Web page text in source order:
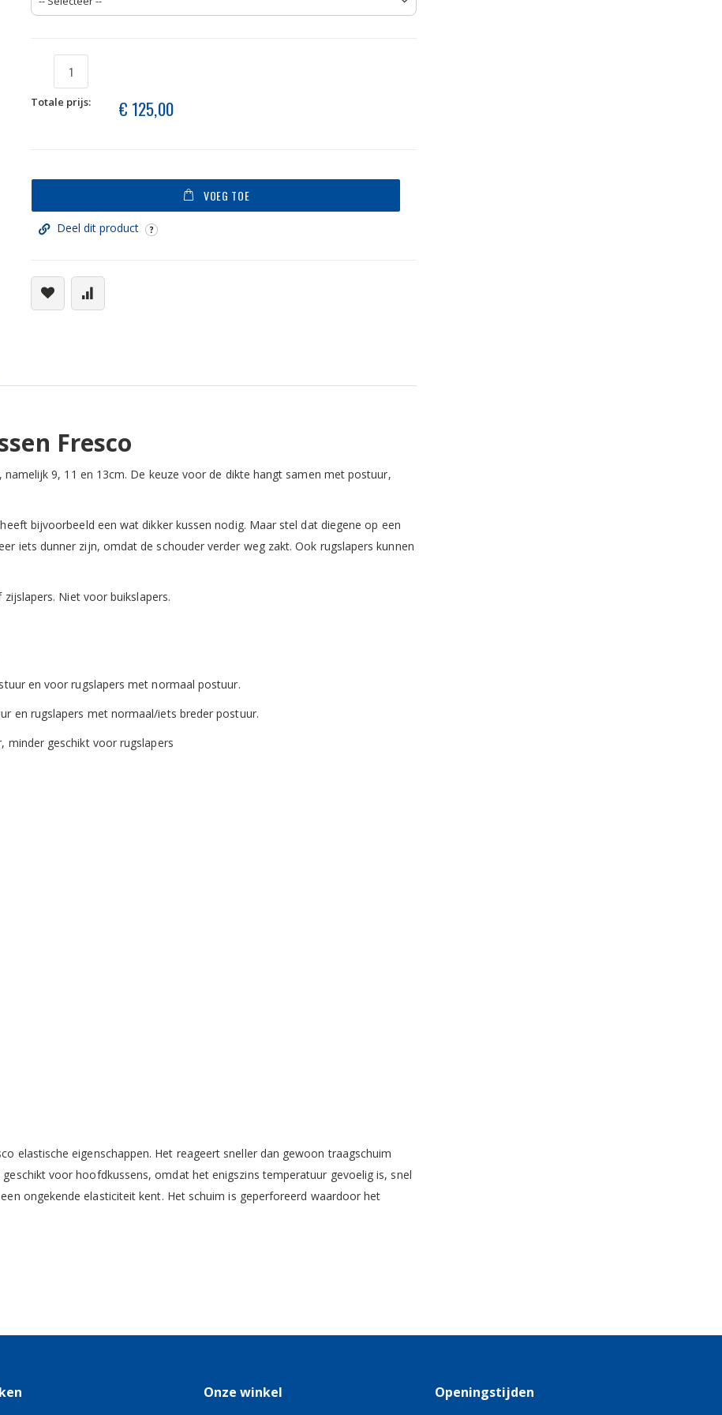
Totale prijs: € 125,00
VOEG TOE
Deel dit product
Fresco
9, 11 en 13cm. De keuze voor de dikte hangt samen met postuur,
bijvoorbeeld een wat dikker kussen nodig. Maar stel dat diegene op een
iets dunner zijn, omdat de schouder verder weg zakt. Ook rugslapers kunnen
Niet voor buikslapers.
en voor rugslapers met normaal postuur.
en rugslapers met normaal/iets breder postuur.
minder geschikt voor rugslapers
elastische eigenschappen. Het reageert sneller dan gewoon traagschuim
voor hoofdkussens, omdat het enigszins temperatuur gevoelig is, snel
ongekende elasticiteit kent. Het schuim is geperforeerd waardoor het
Onze winkel Openingstijden